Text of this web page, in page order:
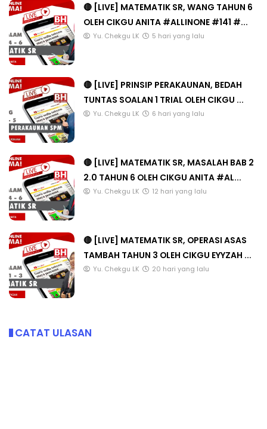
🔴 [LIVE] MATEMATIK SR, WANG TAHUN 6
OLEH CIKGU ANITA #ALLINONE #141 #...
Yu. Chekgu LK 5 hari yang lalu
🔴 [LIVE] PRINSIP PERAKAUNAN, BEDAH
TUNTAS SOALAN 1 TRIAL OLEH CIKGU ...
Yu. Chekgu LK 6 hari yang lalu
🔴 [LIVE] MATEMATIK SR, MASALAH BAB 2
2.0 TAHUN 6 OLEH CIKGU ANITA #AL...
Yu. Chekgu LK 12 hari yang lalu
🔴 [LIVE] MATEMATIK SR, OPERASI ASAS
TAMBAH TAHUN 3 OLEH CIKGU EYYZAH ...
Yu. Chekgu LK 20 hari yang lalu
CATAT ULASAN